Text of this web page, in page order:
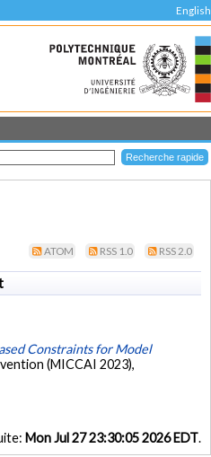
English
ATOM RSS 1.0 RSS 2.0
Constraints for Model
(MICCAI 2023),
Mon Jul 27 23:30:05 2026 EDT.